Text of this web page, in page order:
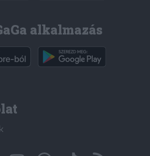
alkalmazás